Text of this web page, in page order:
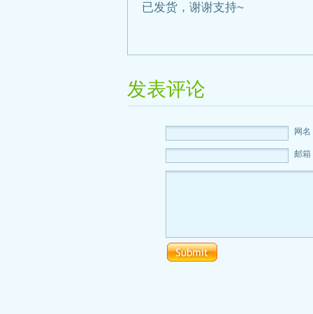
已发货，谢谢支持~
发表评论
网
邮箱